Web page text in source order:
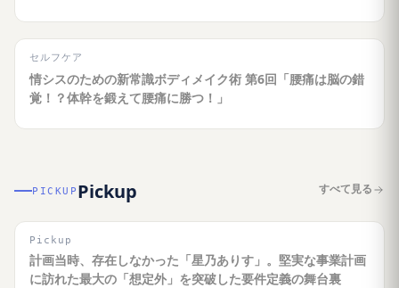
セルフケア
情シスのための新常識ボディメイク術 第6回「腰痛は脳の錯
覚！？体幹を鍛えて腰痛に勝つ！」
PICKUP Pickup すべて見る
Pickup
計画当時、存在しなかった「星乃ありす」。堅実な事業計画
に訪れた最大の「想定外」を突破した要件定義の舞台裏